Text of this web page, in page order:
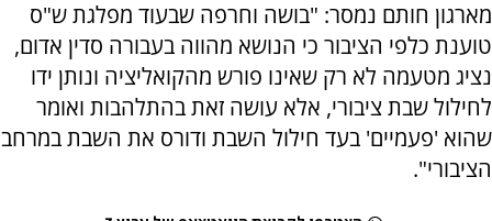
מארגון חותם נמסר: "בושה וחרפה שבעוד מפלגת ש"ס
טוענת כלפי הציבור כי הנושא מהווה בעבורה סדין אדום,
נציג מטעמה לא רק שאינו פורש מהקואליציה ונותן ידו
לחילול שבת ציבורי, אלא עושה זאת בהתלהבות ואומר
שהוא 'פעמיים' בעד חילול השבת ודורס את השבת במרחב
הציבורי".